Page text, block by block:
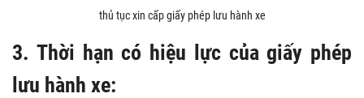
thủ tục xin cấp giấy phép lưu hành xe
3. Thời hạn có hiệu lực của giấy phép
lưu hành xe: